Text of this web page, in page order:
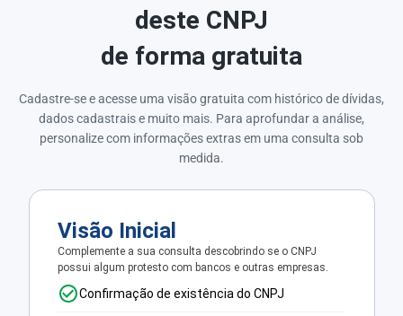
deste CNPJ
de forma gratuita
Cadastre-se e acesse uma visão gratuita com histórico de dívidas,
dados cadastrais e muito mais. Para aprofundar a análise,
personalize com informações extras em uma consulta sob
medida.
Visão Inicial
Complemente a sua consulta descobrindo se o CNPJ
possui algum protesto com bancos e outras empresas.
Confirmação de existência do CNPJ